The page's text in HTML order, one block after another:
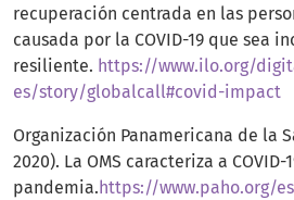
recuperación centrada en las
causada por la COVID-19 que sea
resiliente. https://www.ilo.org/
es/story/globalcall#covid-impact
Organización Panamericana de la
2020). La OMS caracteriza a COVID-
pandemia. https://www.paho.org/